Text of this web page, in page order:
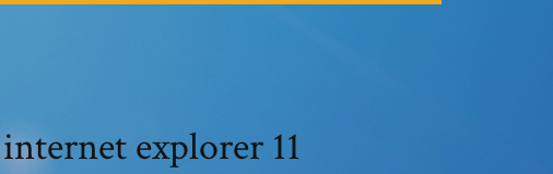
explorer 11